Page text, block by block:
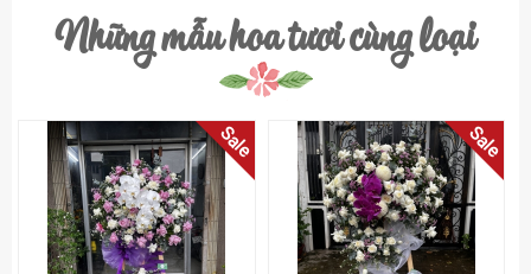
Những mẫu hoa tươi cùng loại
Sale Sale